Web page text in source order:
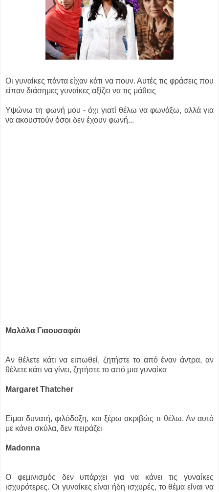
Οι γυναίκες πάντα είχαν κάτι να πουν. Αυτές τις φράσεις που
είπαν διάσημες γυναίκες αξίζει να τις μάθεις
Υψώνω τη φωνή μου - όχι γιατί θέλω να φωνάξω, αλλά για
να ακουστούν όσοι δεν έχουν φωνή...
Μαλάλα Γιαουσαφάι
Αν θέλετε κάτι να ειπωθεί, ζητήστε το από έναν άντρα, αν
θέλετε κάτι να γίνει, ζητήστε το από μια γυναίκα
Μargaret Thatcher
Είμαι δυνατή, φιλόδοξη, και ξέρω ακριβώς τι θέλω. Αν αυτό
με κάνει σκύλα, δεν πειράζει
Madonna
Ο φεμινισμός δεν υπάρχει για να κάνει τις γυναίκες
ισχυρότερες. Οι γυναίκες είναι ήδη ισχυρές, το θέμα είναι να